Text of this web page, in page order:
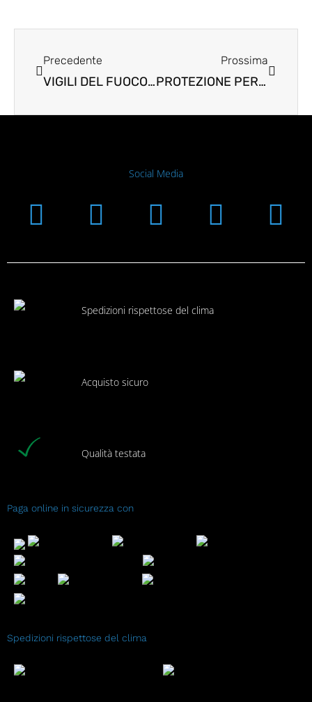
Precedente
VIGILI DEL FUOCO: SALVA VITE – PROTEGGI CON ABBIGLIAMENTO FANTASTICO
Prossima
PROTEZIONE PERFETTA DAL CALORE NELL’INDUSTRIA DEL VETRO
Social Media
Instagram
Facebook
Linkedin
Spedizioni rispettose del clima
Acquisto sicuro
Qualità testata
Paga online in sicurezza con
Spedizioni rispettose del clima